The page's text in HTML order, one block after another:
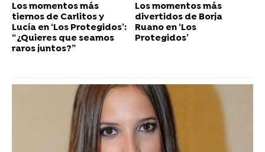
Los momentos más
tiernos de Carlitos y
Lucía en ‘Los Protegidos’:
“¿Quieres que seamos
raros juntos?”
Los momentos más
divertidos de Borja
Ruano en ‘Los
Protegidos’